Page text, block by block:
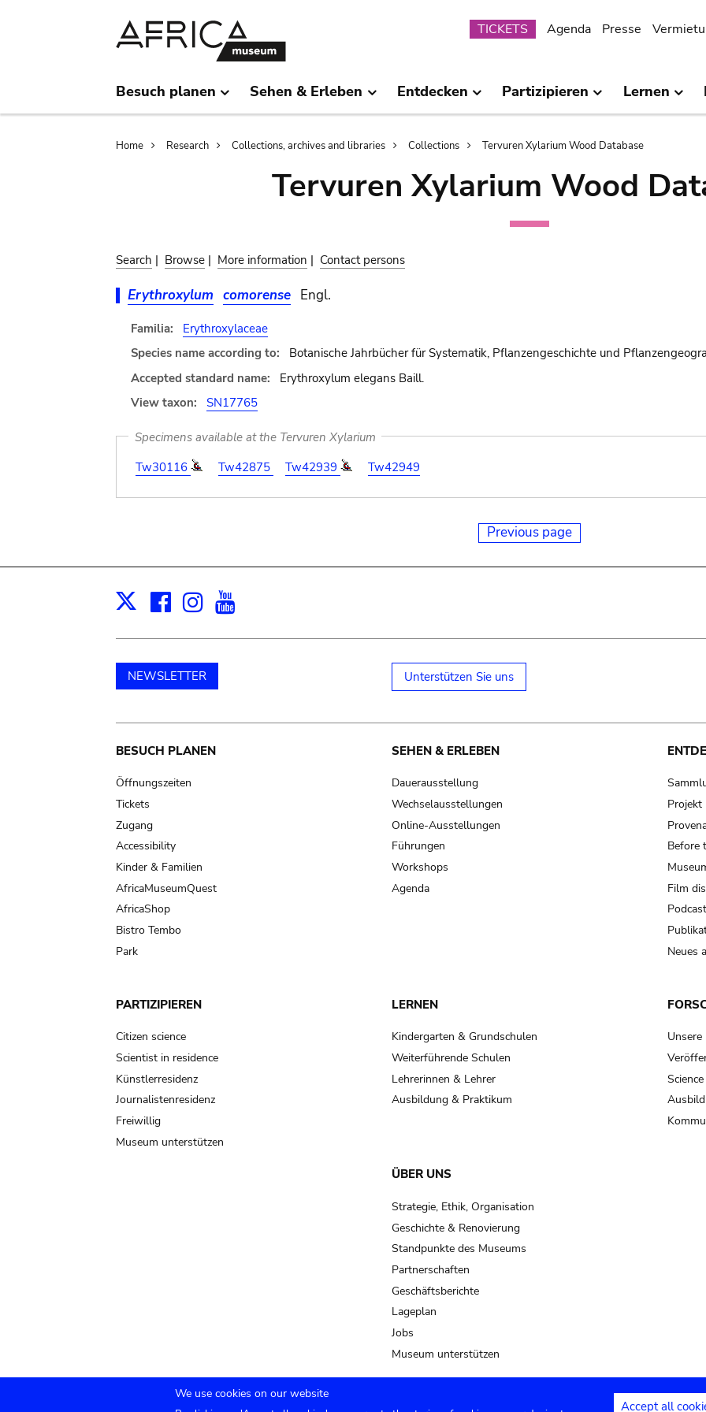
Submenu
TICKETS Agenda Presse
Besuch planen Sehen & Erleben Entdecken Partizipieren Lernen
Breadcrumb
Home Research Collections, archives and libraries Collections Tervuren Xylarium Wood Database
Tervuren Xylarium Wood
Search | Browse | More information | Contact persons
Erythroxylum comorense Engl.
Familia:
Erythroxylaceae
Species name according to:
Botanische Jahrbücher für Systematik, Pflanzengeschichte und
Accepted standard name:
Erythroxylum elegans Baill.
View taxon:
SN17765
Specimens available at the Tervuren Xylarium
Tw30116
Tw42875 Tw42939 Tw42949
Previous page
X Facebook
Instagram
NEWSLETTER Unterstützen Sie uns
Main
navigation
BESUCH PLANEN
Öffnungszeiten
Tickets
Zugang
Accessibility
Kinder & Familien
AfricaMuseumQuest
AfricaShop
Bistro Tembo
Park
SEHEN & ERLEBEN
Dauerausstellung
Wechselausstellungen
Online-Ausstellungen
Führungen
Workshops
Agenda
Projekt
Before
Film
Neues
PARTIZIPIEREN
Citizen science
Scientist in residence
Künstlerresidenz
Journalistenresidenz
Freiwillig
Museum unterstützen
LERNEN
Kindergarten & Grundschulen
Weiterführende Schulen
Lehrerinnen & Lehrer
Ausbildung & Praktikum
ÜBER UNS
Strategie, Ethik, Organisation
Geschichte & Renovierung
Standpunkte des Museums
Partnerschaften
Geschäftsberichte
Lageplan
Jobs
Museum unterstützen
We use cookies on our website
Accept all